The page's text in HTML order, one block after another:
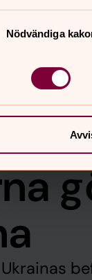
Nödvändiga